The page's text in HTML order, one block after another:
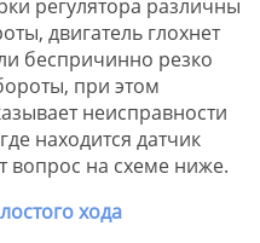
регулятора различны
двигатель глохнет
беспричинно резко
при этом
неисправности
находится датчик
вопрос на схеме ниже.